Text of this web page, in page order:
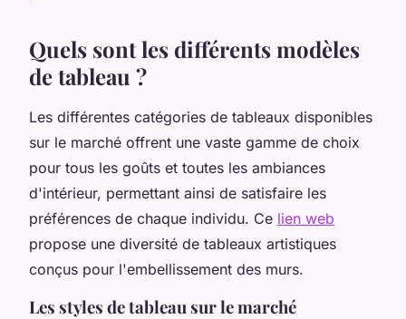
Quels sont les différents modèles
de tableau ?
Les différentes catégories de tableaux disponibles
sur le marché offrent une vaste gamme de choix
pour tous les goûts et toutes les ambiances
d'intérieur, permettant ainsi de satisfaire les
préférences de chaque individu. Ce lien web
propose une diversité de tableaux artistiques
conçus pour l'embellissement des murs.
Les styles de tableau sur le marché